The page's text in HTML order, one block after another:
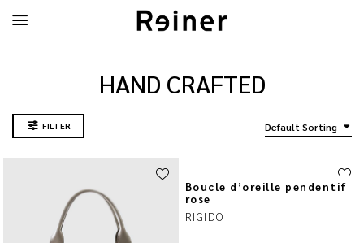
HAND CRAFTED
FILTER Default Sorting
Boucle d’oreille pendentif
rose
RIGIDO